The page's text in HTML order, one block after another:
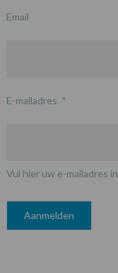
Email
E-mailadres *
Vul hier uw e-mailadres in